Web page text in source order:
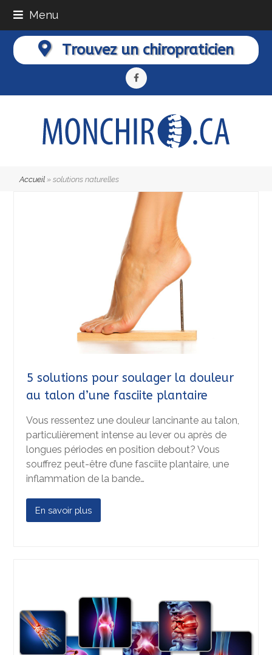
Menu
Trouvez un chiropraticien
Facebook
Accueil »solutions naturelles
5 solutions pour soulager la douleur
au talon d’une fasciite plantaire
Vous ressentez une douleur lancinante au talon,
particulièrement intense au lever ou après de
longues périodes en position debout? Vous
souffrez peut-être d’une fasciite plantaire, une
inflammation de la bande…
En savoir plus